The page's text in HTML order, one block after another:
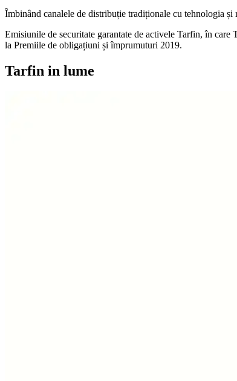
Îmbinând canalele de distribuție tradiționale cu tehnologia
Emisiunile de securitate garantate de activele Tarfin, în
la Premiile de obligațiuni și împrumuturi 2019.
Tarfin in lume